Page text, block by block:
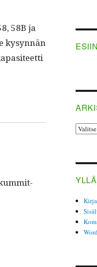
58B ja
kysyn­nän